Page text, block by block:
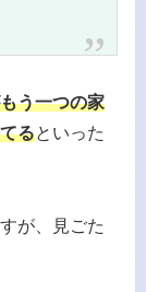
う一つの家
るといった
が、見ごた